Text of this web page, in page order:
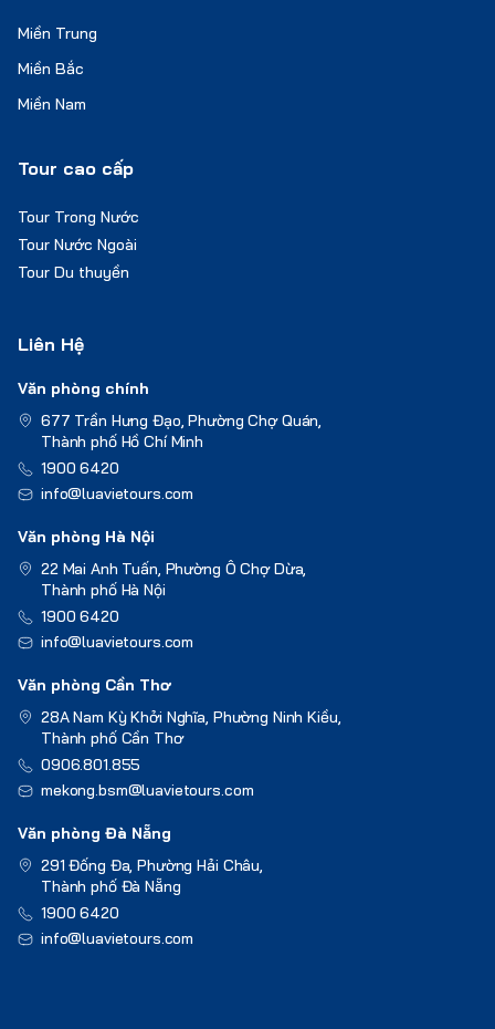
Miền Trung
Miền Bắc
Miền Nam
Tour cao cấp
Tour Trong Nước
Tour Nước Ngoài
Tour Du thuyền
Liên Hệ
Văn phòng chính
677 Trần Hưng Đạo, Phường Chợ Quán,
Thành phố Hồ Chí Minh
1900 6420
info@luavietours.com
Văn phòng Hà Nội
22 Mai Anh Tuấn, Phường Ô Chợ Dừa,
Thành phố Hà Nội
1900 6420
info@luavietours.com
Văn phòng Cần Thơ
28A Nam Kỳ Khởi Nghĩa, Phường Ninh Kiều,
Thành phố Cần Thơ
0906.801.855
mekong.bsm@luavietours.com
Văn phòng Đà Nẵng
291 Đống Đa, Phường Hải Châu,
Thành phố Đà Nẵng
1900 6420
info@luavietours.com